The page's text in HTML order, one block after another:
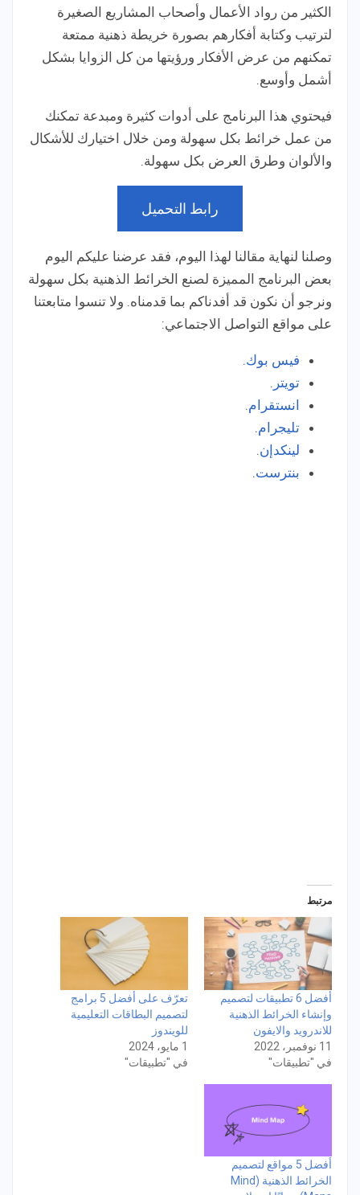
الكثير من رواد الأعمال وأصحاب المشاريع الصغيرة
لترتيب وكتابة أفكارهم بصورة خريطة ذهنية ممتعة
تمكنهم من عرض الأفكار ورؤيتها من كل الزوايا بشكل
أشمل وأوسع.
فيحتوي هذا البرنامج على أدوات كثيرة ومبدعة تمكنك
من عمل خرائط بكل سهولة ومن خلال اختيارك للأشكال
والألوان وطرق العرض بكل سهولة.
رابط التحميل
وصلنا لنهاية مقالنا لهذا اليوم، فقد عرضنا عليكم اليوم
بعض البرنامج المميزة لصنع الخرائط الذهنية بكل سهولة
ونرجو أن نكون قد أفدناكم بما قدمناه. ولا تنسوا متابعتنا
على مواقع التواصل الاجتماعي:
فيس بوك.
تويتر .
انستقرام.
تليجرام.
لينكدإن.
بنترست.
مرتبط
أفضل 6 تطبيقات لتصميم
وإنشاء الخرائط الذهنية
للاندرويد والايفون
11 نوفمبر، 2022
في "تطبيقات"
تعرّف على أفضل 5 برامج
لتصميم البطاقات التعليمية
للويندوز
1 مايو، 2024
في "تطبيقات"
أفضل 5 مواقع لتصميم
الخرائط الذهنية (Mind